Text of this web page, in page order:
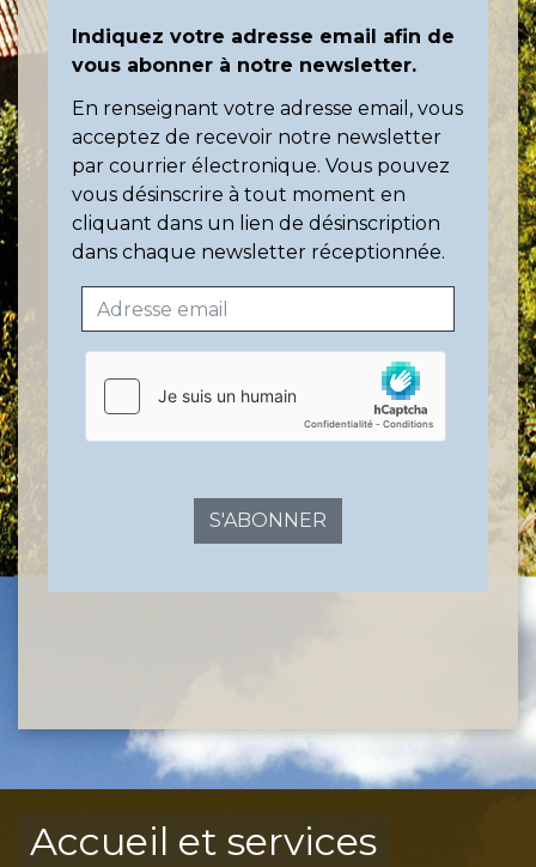
Indiquez votre adresse email afin de
vous abonner à notre newsletter.
En renseignant votre adresse email, vous
acceptez de recevoir notre newsletter
par courrier électronique. Vous pouvez
vous désinscrire à tout moment en
cliquant dans un lien de désinscription
dans chaque newsletter réceptionnée.
S'ABONNER
Accueil et services